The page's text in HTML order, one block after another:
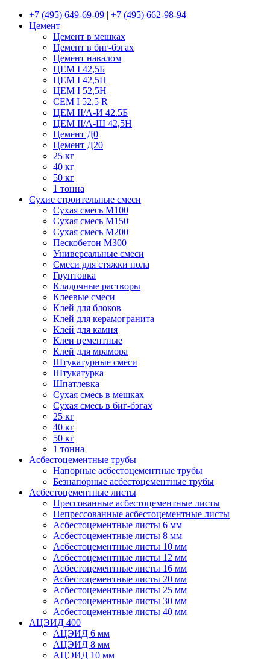
+7 (495) 649-69-09 | +7 (495) 662-98-94
Цемент
Цемент в мешках
Цемент в биг-бэгах
Цемент навалом
ЦЕМ I 42,5Б
ЦЕМ I 42,5Н
ЦЕМ I 52,5Н
CEM I 52,5 R
ЦЕМ II/А-И 42.5Б
ЦЕМ II/А-Ш 42,5Н
Цемент Д0
Цемент Д20
25 кг
40 кг
50 кг
1 тонна
Сухие строительные смеси
Сухая смесь М100
Сухая смесь М150
Сухая смесь М200
Пескобетон М300
Универсальные смеси
Смеси для стяжки пола
Грунтовка
Кладочные растворы
Клеевые смеси
Клей для блоков
Клей для керамогранита
Клей для камня
Клеи цементные
Клей для мрамора
Штукатурные смеси
Штукатурка
Шпатлевка
Сухая смесь в мешках
Сухая смесь в биг-бэгах
25 кг
40 кг
50 кг
1 тонна
Асбестоцементные трубы
Напорные асбестоцементные трубы
Безнапорные асбестоцементные трубы
Асбестоцементные листы
Прессованные асбестоцементные листы
Непрессованные асбестоцементные листы
Асбестоцементные листы 6 мм
Асбестоцементные листы 8 мм
Асбестоцементные листы 10 мм
Асбестоцементные листы 12 мм
Асбестоцементные листы 16 мм
Асбестоцементные листы 20 мм
Асбестоцементные листы 25 мм
Асбестоцементные листы 30 мм
Асбестоцементные листы 40 мм
АЦЭИД 400
АЦЭИД 6 мм
АЦЭИД 8 мм
АЦЭИД 10 мм